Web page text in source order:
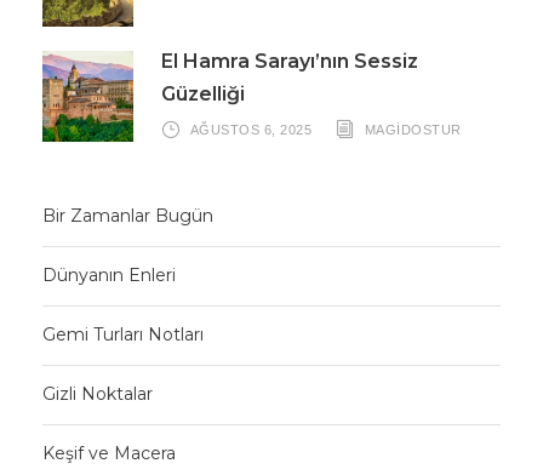
El Hamra Sarayı’nın Sessiz
Güzelliği
AĞUSTOS 6, 2025 MAGIDOSTUR
Bir Zamanlar Bugün
Dünyanın Enleri
Gemi Turları Notları
Gizli Noktalar
Keşif ve Macera